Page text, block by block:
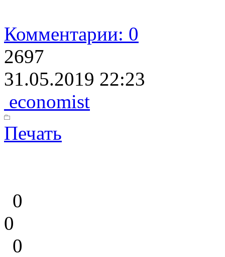
Комментарии: 0
2697
31.05.2019 22:23
economist
Печать
0
0
0